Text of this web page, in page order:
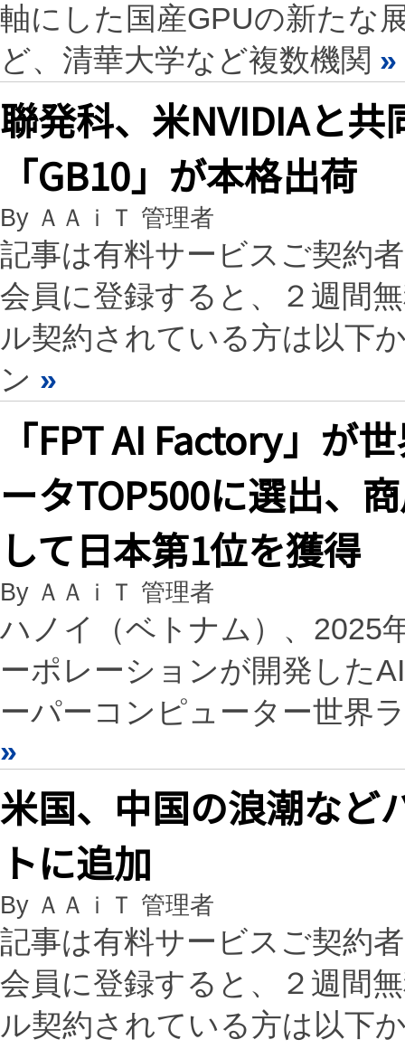
軸にした国産GPUの新たな
ど、清華大学など複数機関 »
聯発科、米NVIDIAと共
「GB10」が本格出荷
By ＡＡｉＴ 管理者
記事は有料サービスご契約
会員に登録すると、２週間
ル契約されている方は以下
ン »
「FPT AI Factory」が
ータTOP500に選出、
して日本第1位を獲得
By ＡＡｉＴ 管理者
ハノイ（ベトナム）、2025
ーポレーションが開発した
ーパーコンピューター世界
»
米国、中国の浪潮など
トに追加
By ＡＡｉＴ 管理者
記事は有料サービスご契約
会員に登録すると、２週間
ル契約されている方は以下